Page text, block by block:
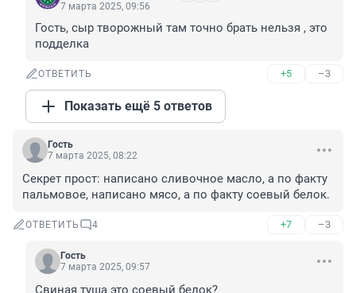
7 марта 2025, 09:56
Гость, сыр творожный там точно брать нельзя , это
подделка
ОТВЕТИТЬ +5 –3
Показать ещё 5 ответов
Гость
7 марта 2025, 08:22
Секрет прост: написано сливочное масло, а по факту
пальмовое, написано мясо, а по факту соевый белок.
ОТВЕТИТЬ 4 +7 –3
Гость
7 марта 2025, 09:57
Свиная туша это соевый белок?